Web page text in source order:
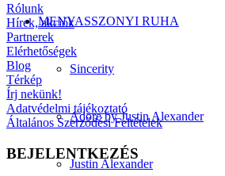
MENYASSZONYI RUHA
Sincerity
Adore by Justin Alexander
Justin Alexander
Rólunk
Hírek, akciók
Partnerek
Elérhetőségek
Blog
Térkép
Írj nekünk!
Adatvédelmi tájékoztató
Általános Szerződési Feltételek
BEJELENTKEZÉS